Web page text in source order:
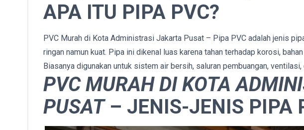
APA ITU PIPA PVC?
PVC Murah di Kota Administrasi Jakarta Pusat – Pipa PVC adalah jenis
ringan namun kuat. Pipa ini dikenal luas karena tahan terhadap korosi,
Biasanya digunakan untuk sistem air bersih, saluran pembuangan, ventilasi,
PVC MURAH DI KOTA
PUSAT– JENIS-JENIS PIPA